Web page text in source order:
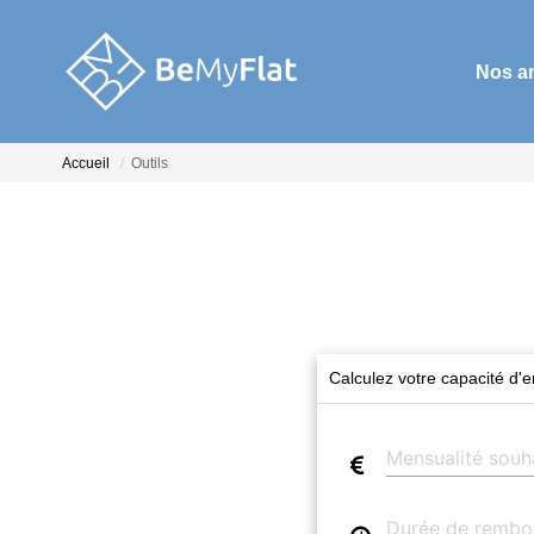
Nos
Accueil Outils
Calculez votre capacité